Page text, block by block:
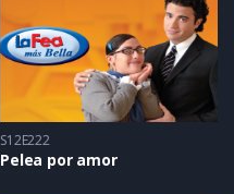
S12E222
Pelea por amor